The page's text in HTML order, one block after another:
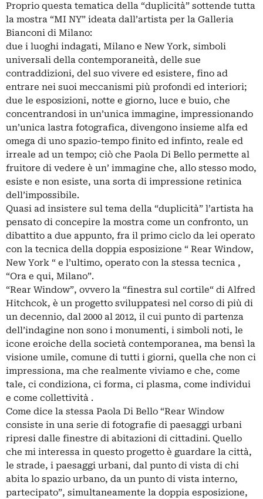
Proprio questa tematica della “duplicità” sottende tutta
la mostra “MI NY” ideata dall’artista per la Galleria
Bianconi di Milano:
due i luoghi indagati, Milano e New York, simboli
universali della contemporaneità, delle sue
contraddizioni, del suo vivere ed esistere, fino ad
entrare nei suoi meccanismi più profondi ed interiori;
due le esposizioni, notte e giorno, luce e buio, che
concentrandosi in un’unica immagine, impressionando
un’unica lastra fotografica, divengono insieme alfa ed
omega di uno spazio-tempo finito ed infinto, reale ed
irreale ad un tempo; ciò che Paola Di Bello permette al
fruitore di vedere è un’ immagine che, allo stesso modo,
esiste e non esiste, una sorta di impressione retinica
dell’impossibile.
Quasi ad insistere sul tema della “duplicità” l’artista ha
pensato di concepire la mostra come un confronto, un
dibattito a due appunto, fra il primo ciclo da lei operato
con la tecnica della doppia esposizione “ Rear Window,
New York “ e l’ultimo, operato con la stessa tecnica ,
“Ora e qui, Milano”.
“Rear Window”, ovvero la “finestra sul cortile“ di Alfred
Hitchcok, è un progetto sviluppatesi nel corso di più di
un decennio, dal 2000 al 2012, il cui punto di partenza
dell’indagine non sono i monumenti, i simboli noti, le
icone eroiche della società contemporanea, ma bensì la
visione umile, comune di tutti i giorni, quella che non ci
impressiona, ma che realmente viviamo e che, come
tale, ci condiziona, ci forma, ci plasma, come individui
e come collettività .
Come dice la stessa Paola Di Bello “Rear Window
consiste in una serie di fotografie di paesaggi urbani
ripresi dalle finestre di abitazioni di cittadini. Quello
che mi interessa in questo progetto è guardare la città,
le strade, i paesaggi urbani, dal punto di vista di chi
abita lo spazio urbano, da un punto di vista interno,
partecipato”, simultaneamente la doppia esposizione,